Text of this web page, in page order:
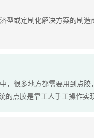
或定制化解决方案的制
很多地方都需要用到点胶
的点胶是靠工人手工操作实